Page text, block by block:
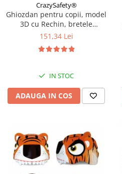
CrazySafety®
Ghiozdan pentru copii, model
3D cu Rechin, bretele
ajustabile, Bleu
151,34 Lei
IN STOC
ADAUGA IN COS